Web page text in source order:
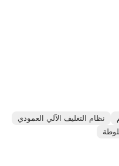
نظام التغليف الآلي العمودي